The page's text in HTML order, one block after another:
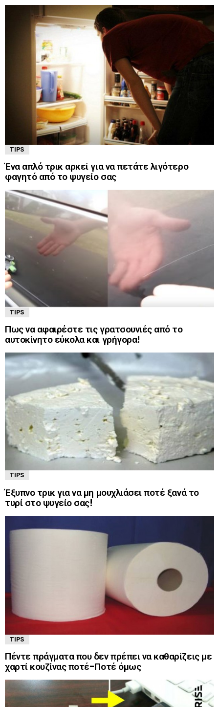
TIPS
Ένα απλό τρικ αρκεί για να πετάτε λιγότερο
φαγητό από το ψυγείο σας
TIPS
Πως να αφαιρέστε τις γρατσουνιές από το
αυτοκίνητο εύκολα και γρήγορα!
TIPS
Έξυπνο τρικ για να μη μουχλιάσει ποτέ ξανά το
τυρί στο ψυγείο σας!
TIPS
Πέντε πράγματα που δεν πρέπει να καθαρίζεις με
χαρτί κουζίνας ποτέ-Ποτέ όμως